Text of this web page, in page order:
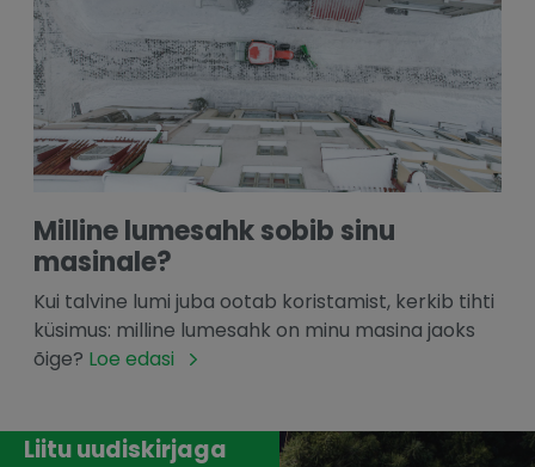
Milline lumesahk sobib sinu
masinale?
Kui talvine lumi juba ootab koristamist, kerkib tihti
küsimus: milline lumesahk on minu masina jaoks
õige? Loe edasi
Liitu uudiskirjaga